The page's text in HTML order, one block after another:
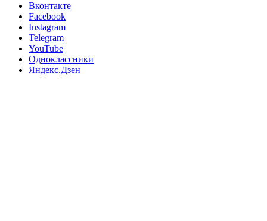
Вконтакте
Facebook
Instagram
Telegram
YouTube
Одноклассники
Яндекс.Дзен